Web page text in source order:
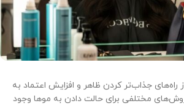
راه‌های جذاب‌تر کردن ظاهر و افزایش اعتماد به
مختلفی برای حالت دادن به موها وجود